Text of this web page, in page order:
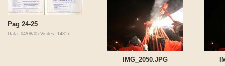
Pag 24-25
Data: 04/08/05 Visites: 14317
IMG_2050.JPG